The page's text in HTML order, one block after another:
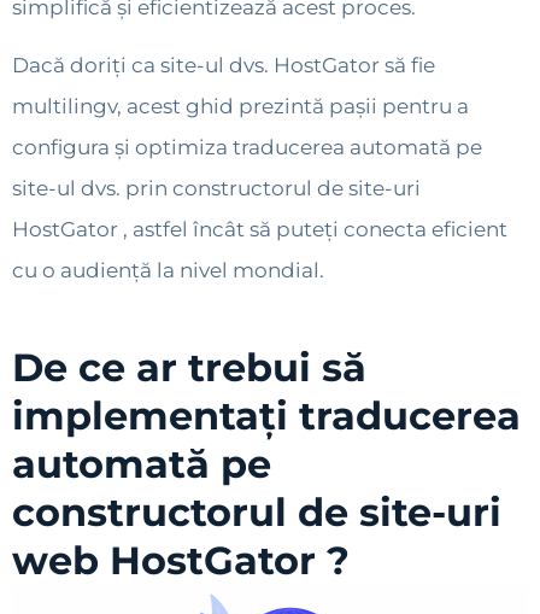
simplifică și eficientizează acest proces.
Dacă doriți ca site-ul dvs. HostGator să fie
multilingv, acest ghid prezintă pașii pentru a
configura și optimiza traducerea automată pe
site-ul dvs. prin constructorul de site-uri
HostGator , astfel încât să puteți conecta eficient
cu o audiență la nivel mondial.
De ce ar trebui să
implementați traducerea
automată pe
constructorul de site-uri
web HostGator ?